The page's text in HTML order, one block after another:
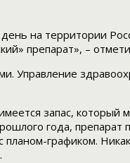
на территории
препарат», –
Управление
запас,
года, препарат
графиком.